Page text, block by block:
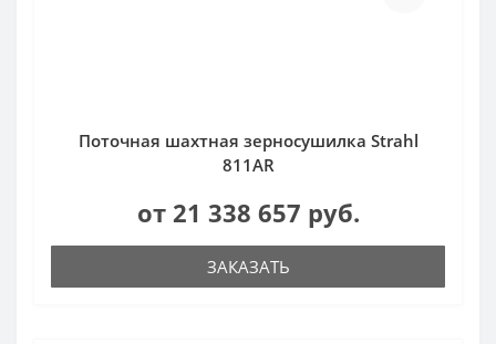
Поточная шахтная зерносушилка Strahl
811AR
от 21 338 657 руб.
ЗАКАЗАТЬ